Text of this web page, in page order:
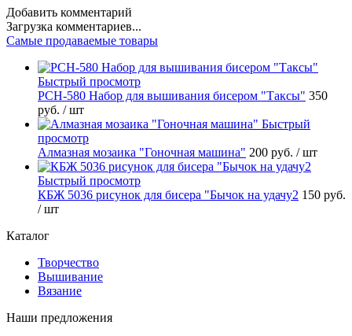
Добавить комментарий
Загрузка комментариев...
Самые продаваемые товары
Быстрый просмотр
РСН-580 Набор для вышивания бисером "Таксы" 350
руб. / шт
Быстрый
просмотр
Алмазная мозаика "Гоночная машина" 200 руб. / шт
Быстрый просмотр
КБЖ 5036 рисунок для бисера "Бычок на удачу2 150 руб.
/ шт
Каталог
Творчество
Вышивание
Вязание
Наши предложения